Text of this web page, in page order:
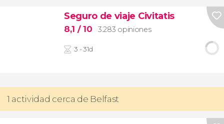
Seguro de viaje Civitatis
8,1 / 10 3.283 opiniones
3 - 31d
1 actividad cerca de Belfast